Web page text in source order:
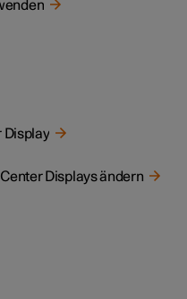
Display
Displays ändern